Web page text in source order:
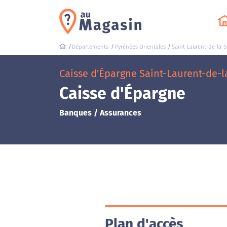
Départements Pyrénées Orientales Saint-Laurent-de-la-
Caisse d'Épargne Saint-Laurent-de-
Caisse d'Épargne
Banques / Assurances